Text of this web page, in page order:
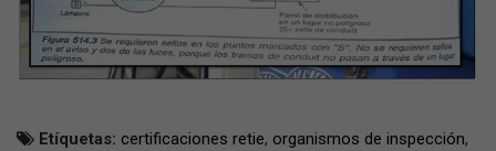
Etíquetas: certificaciones retie, organismos de inspección,